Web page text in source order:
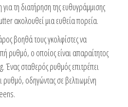
για τη διατήρηση της ευθυγράμμισης
ακολουθεί μια ευθεία πορεία.
βοηθά τους γκολφίστες να
ρυθμό, ο οποίος είναι απαραίτητος
Ένας σταθερός ρυθμός επιτρέπει
ρυθμό, οδηγώντας σε βελτιωμένη